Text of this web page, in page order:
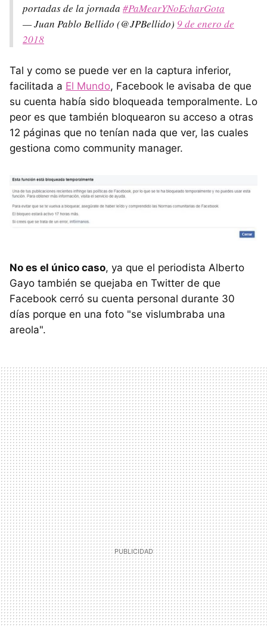
portadas de la jornada #PaMearYNoEcharGota
— Juan Pablo Bellido (@JPBellido) 9 de enero de
2018
Tal y como se puede ver en la captura inferior,
facilitada a El Mundo, Facebook le avisaba de que
su cuenta había sido bloqueada temporalmente. Lo
peor es que también bloquearon su acceso a otras
12 páginas que no tenían nada que ver, las cuales
gestiona como community manager.
No es el único caso, ya que el periodista Alberto
Gayo también se quejaba en Twitter de que
Facebook cerró su cuenta personal durante 30
días porque en una foto "se vislumbraba una
areola".